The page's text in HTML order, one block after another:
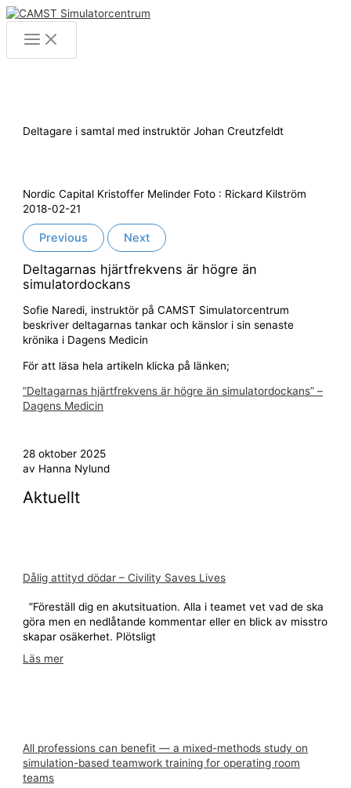
Hoppa
innehåll
Main
Menu
Deltagare i samtal med instruktör Johan Creutzfeldt
Nordic Capital Kristoffer Melinder Foto : Rickard Kilström
2018-02-21
Previous Next
Deltagarnas hjärtfrekvens är högre än
simulatordockans
Sofie Naredi, instruktör på CAMST Simulatorcentrum
beskriver deltagarnas tankar och känslor i sin senaste
krönika i Dagens Medicin
För att läsa hela artikeln klicka på länken;
”Deltagarnas hjärtfrekvens är högre än simulatordockans” –
Dagens Medicin
28 oktober 2025
av Hanna Nylund
Aktuellt
Dålig attityd dödar – Civility Saves Lives
”Föreställ dig en akutsituation. Alla i teamet vet vad de ska
göra men en nedlåtande kommentar eller en blick av misstro
skapar osäkerhet. Plötsligt
Läs mer
All professions can benefit — a mixed-methods study on
simulation-based teamwork training for operating room
teams